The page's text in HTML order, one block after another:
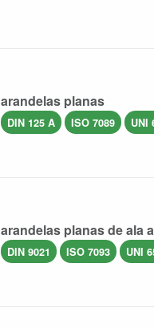
arandelas planas
DIN 125 A ISO 7089 UNI
arandelas planas de ala
DIN 9021 ISO 7093 UNI